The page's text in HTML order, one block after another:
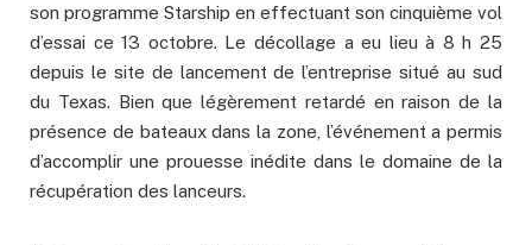
son programme Starship en effectuant son cinquième vol
d’essai ce 13 octobre. Le décollage a eu lieu à 8 h 25
depuis le site de lancement de l’entreprise situé au sud
du Texas. Bien que légèrement retardé en raison de la
présence de bateaux dans la zone, l’événement a permis
d’accomplir une prouesse inédite dans le domaine de la
récupération des lanceurs.